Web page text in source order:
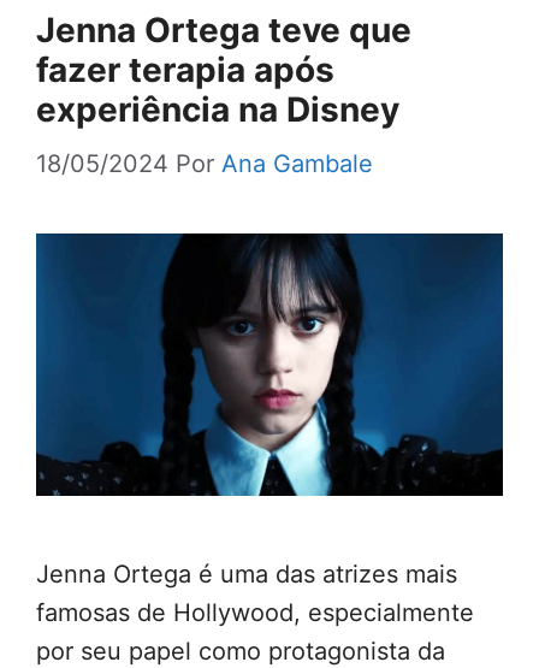
Jenna Ortega teve que
fazer terapia após
experiência na Disney
18/05/2024 Por Ana Gambale
Jenna Ortega é uma das atrizes mais
famosas de Hollywood, especialmente
por seu papel como protagonista da